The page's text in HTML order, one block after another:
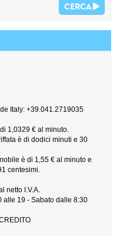
CERCA
Italy: +39.041.2719035
1,0329 € al minuto.
è di dodici minuti e 30
è di 1,55 € al minuto e
centesimi.
netto I.V.A.
alle 19 - Sabato dalle 8:30